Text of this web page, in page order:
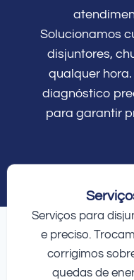
Solucionamos
disjuntores,
qualquer
diagnóstico
para garantir
Serviços para
e preciso.
corrigimos
quedas de